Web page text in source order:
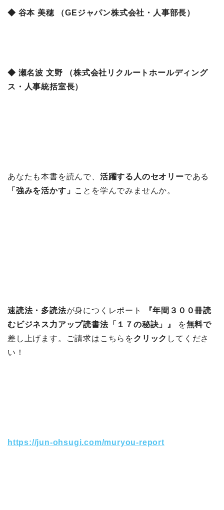
◆ 谷本 美穂 （GEジャパン株式会社・人事部長）
◆ 瀬名波 文野 （株式会社リクルートホールディング
ス・人事統括室長）
あなたも本書を読んで、 活躍する人のセオリーである
「強みを活かす」 ことを学んでみませんか。
速読法・多読法が身につくレポート
『年間３００冊読
むビジネス力アップ読書法「１７の秘訣」』
を無料で
差し上げます。ご請求はこちらをクリック してくださ
い！
https://jun-ohsugi.com/muryou-report